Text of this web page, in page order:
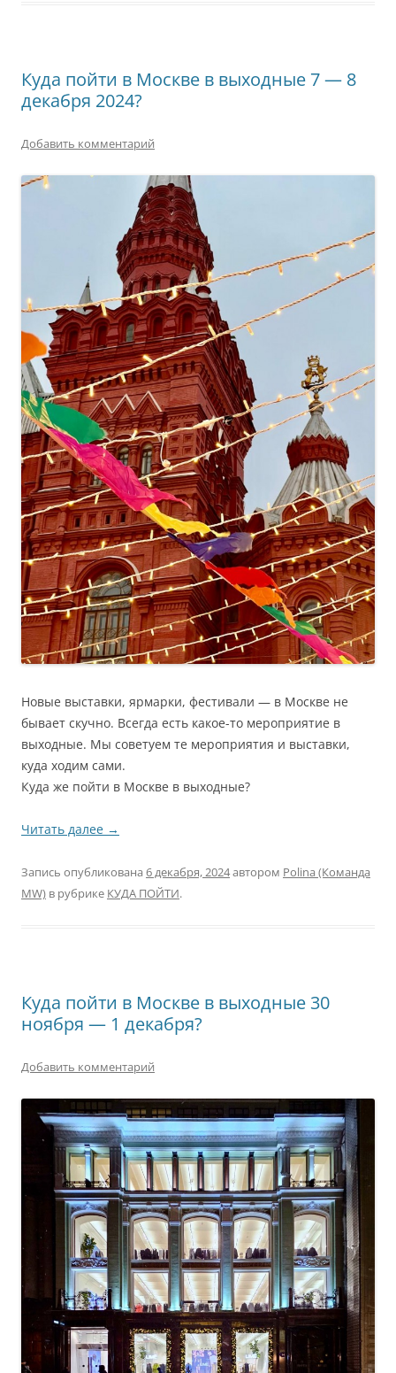
Куда пойти в Москве в выходные 7 — 8
декабря 2024?
Добавить комментарий
Новые выставки, ярмарки, фестивали — в Москве не
бывает скучно. Всегда есть какое-то мероприятие в
выходные. Мы советуем те мероприятия и выставки,
куда ходим сами.
Куда же пойти в Москве в выходные?
Читать далее →
Запись опубликована 6 декабря, 2024автором Polina (Команда
MW) в рубрике КУДА ПОЙТИ.
Куда пойти в Москве в выходные 30
ноября — 1 декабря?
Добавить комментарий